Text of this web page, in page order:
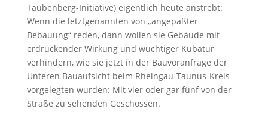
Taubenberg-Initiative) eigentlich heute anstrebt:
Wenn die letztgenannten von „angepaßter
Bebauung“ reden, dann wollen sie Gebäude mit
erdrückender Wirkung und wuchtiger Kubatur
verhindern, wie sie jetzt in der Bauvoranfrage der
Unteren Bauaufsicht beim Rheingau-Taunus-Kreis
vorgelegten wurden: Mit vier oder gar fünf von der
Straße zu sehenden Geschossen.